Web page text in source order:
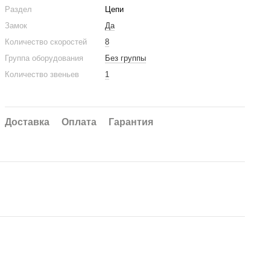
Раздел
Цепи
Замок
Да
Количество скоростей
8
Группа оборудования
Без группы
Количество звеньев
1
Доставка Оплата Гарантия